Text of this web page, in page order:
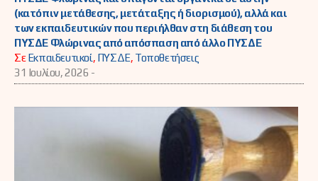
(κατόπιν μετάθεσης, μετάταξης ή διορισμού), αλλά και
των εκπαιδευτικών που περιήλθαν στη διάθεση του
ΠΥΣΔΕ Φλώρινας από απόσπαση από άλλο ΠΥΣΔΕ
ΣεΕκπαιδευτικοί, ΠΥΣΔΕ, Τοποθετήσεις
31 Ιουλίου, 2026 -